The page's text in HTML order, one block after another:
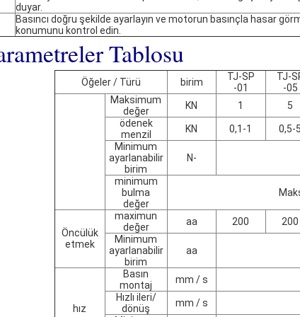
duyar.
Basıncı doğru şekilde ayarlayın ve motorun basınçla hasar
konumunu kontrol edin.
Tablosu
Öğeler / Türü birim
TJ-SP
-01
TJ-
-05
Maksimum
değer
KN 1 5
ödenek
menzil
KN 0,1-1 0,5-5
Minimum
ayarlanabilir
birim
N-
minimum
bulma
değer
Öncülük
etmek
maximun
değer
aa 200 200
Minimum
ayarlanabilir
birim
aa
hız
Basın
montaj
mm / s
Hızlı ileri/
dönüş
mm / s